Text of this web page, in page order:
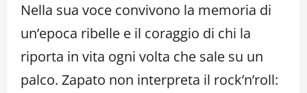
Nella sua voce convivono la memoria di
un’epoca ribelle e il coraggio di chi la
riporta in vita ogni volta che sale su un
palco. Zapato non interpreta il rock’n’roll: